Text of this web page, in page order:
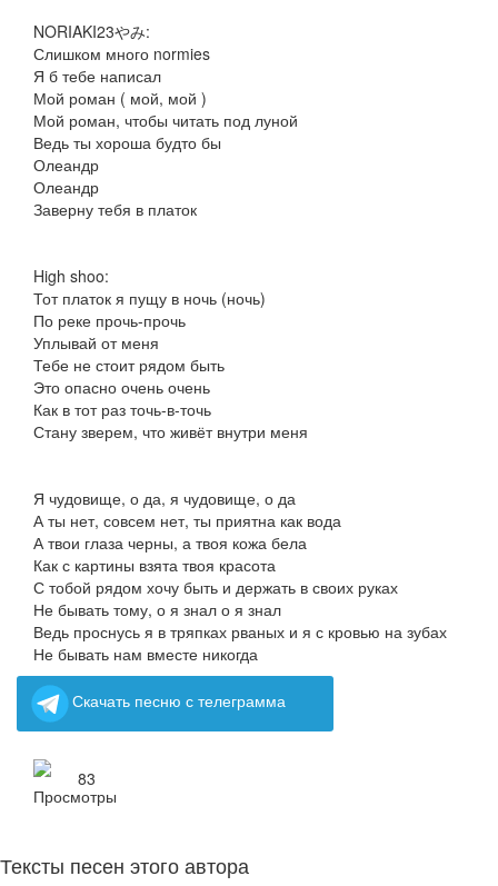
NORIAKI23やみ:
Слишком много normies
Я б тебе написал
Мой роман ( мой, мой )
Мой роман, чтобы читать под луной
Ведь ты хороша будто бы
Олеандр
Олеандр
Заверну тебя в платок
High shoo:
Тот платок я пущу в ночь (ночь)
По реке прочь-прочь
Уплывай от меня
Тебе не стоит рядом быть
Это опасно очень очень
Как в тот раз точь-в-точь
Стану зверем, что живёт внутри меня
Я чудовище, о да, я чудовище, о да
А ты нет, совсем нет, ты приятна как вода
А твои глаза черны, а твоя кожа бела
Как с картины взята твоя красота
С тобой рядом хочу быть и держать в своих руках
Не бывать тому, о я знал о я знал
Ведь проснусь я в тряпках рваных и я с кровью на зубах
Не бывать нам вместе никогда
Скачать песню с телеграмма
83
Тексты песен этого автора